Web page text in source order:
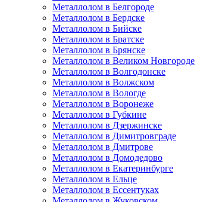
Металлолом в Белгороде
Металлолом в Бердске
Металлолом в Бийске
Металлолом в Братске
Металлолом в Брянске
Металлолом в Великом Новгороде
Металлолом в Волгодонске
Металлолом в Волжском
Металлолом в Вологде
Металлолом в Воронеже
Металлолом в Губкине
Металлолом в Дзержинске
Металлолом в Димитровграде
Металлолом в Дмитрове
Металлолом в Домодедово
Металлолом в Екатеринбурге
Металлолом в Ельце
Металлолом в Ессентуках